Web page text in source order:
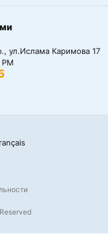
ул.Ислама Каримова 17